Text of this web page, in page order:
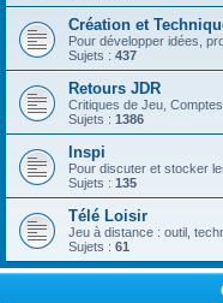
Création et
Pour développer idées,
Sujets : 437
Retours JDR
Critiques de Jeu,
Sujets : 1386
Inspi
Pour discuter et stocker
Sujets : 135
Télé Loisir
Jeu à distance : outil,
Sujets : 61